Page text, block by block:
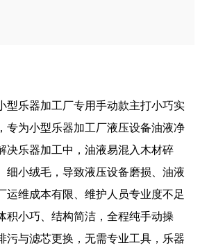
型乐器加工厂专用手动款主打小巧实
专为小型乐器加工厂液压设备油液净
决乐器加工中，油液易混入木材碎
细小绒毛，导致液压设备磨损、油液
运维成本有限、维护人员专业度不足
积小巧、结构简洁，全程纯手动操
污与滤芯更换，无需专业工具，乐器